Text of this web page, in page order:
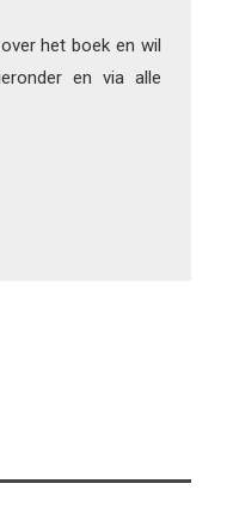
het boek en wil
en via alle